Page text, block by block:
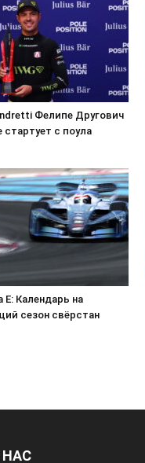
Фелипе Другович
стартует с поула
Календарь на
сезон свёрстан
НАС